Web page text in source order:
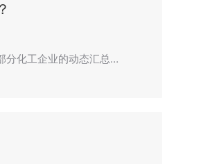
分化工企业的动态汇总…